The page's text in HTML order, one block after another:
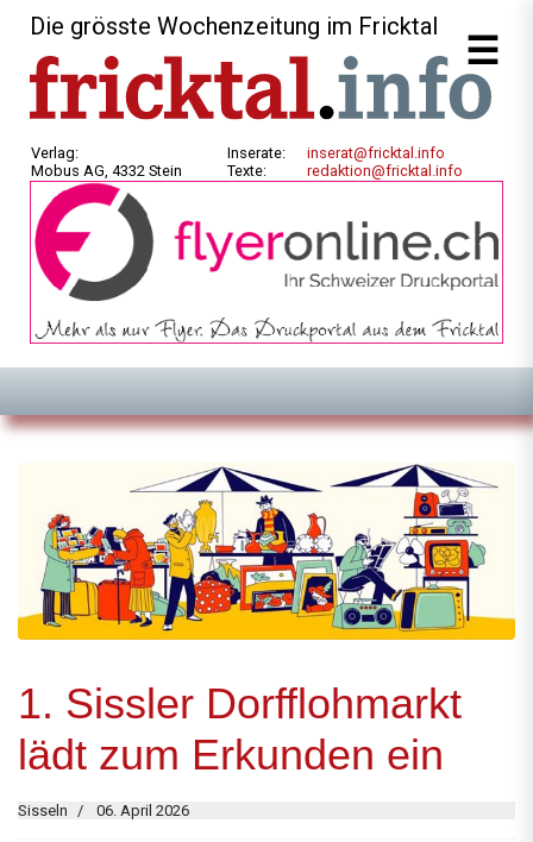
Die grösste Wochenzeitung im Fricktal
Verlag:
Mobus AG, 4332 Stein
Inserate:
Texte:
inserat@fricktal.info
redaktion@fricktal.info
1. Sissler Dorfflohmarkt
lädt zum Erkunden ein
Sisseln 06. April 2026